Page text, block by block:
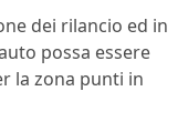
dei rilancio ed in
possa essere
la zona punti in